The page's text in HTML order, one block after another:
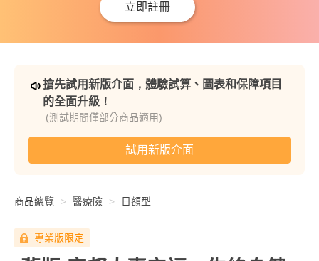
立即註冊
搶先試用新版介面，體驗試算、圖表和保障項目
的全面升級！
(測試期間僅部分商品適用)
試用新版介面
商品總覽 醫療險 日額型
專業版限定